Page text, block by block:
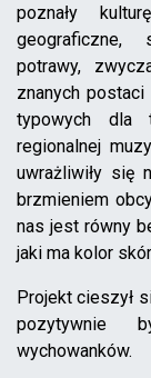
poznały
geograficzne,
potrawy,
znanych
typowych dla
regionalnej
uwrażliwiły się
brzmieniem
nas jest równy
jaki ma kolor
Projekt cieszył
pozytywnie
wychowanków.